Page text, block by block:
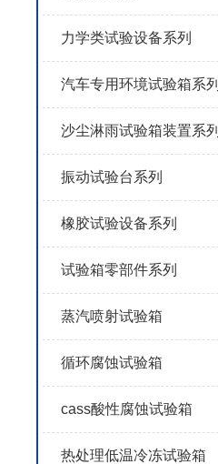
力学类试验设备系列
汽车专用环境试验箱系列
沙尘淋雨试验箱装置系列
振动试验台系列
橡胶试验设备系列
试验箱零部件系列
蒸汽喷射试验箱
循环腐蚀试验箱
cass酸性腐蚀试验箱
热处理低温冷冻试验箱